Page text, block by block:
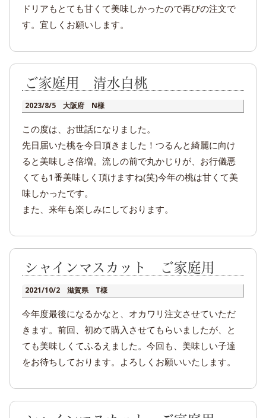
ドリアもとても甘くて美味しかったので再びの注文で
す。宜しくお願いします。
ご家庭用 清水白桃
2023/8/5 大阪府 N様
この度は、お世話になりました。
先日届いた桃を今日頂きました！つるんと綺麗に向け
ると美味しさ倍増。流しの前で丸かじりが、お行儀悪
くても1番美味しく頂けますね(笑)今年の桃は甘くて美
味しかったです。
また、来年も楽しみにしております。
シャインマスカット ご家庭用
2021/10/2 滋賀県 T様
今年度最後になるかなと、オカワリ注文させていただ
きます。前回、初めて購入させてもらいましたが、と
ても美味しくてふるえました。今回も、美味しい子達
をお待ちしております。よろしくお願いいたします。